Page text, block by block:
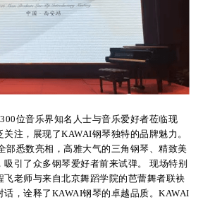
支
位音乐界知名人士与音乐爱好者莅临现
注，展现了KAWAI钢琴独特的品牌魅力。
部悉数亮相，高雅大气的三角钢琴、精致美
引了众多钢琴爱好者前来试弹。 现场特别
飞老师与来自北京舞蹈学院的芭蕾舞者联袂
话，诠释了KAWAI钢琴的卓越品质。KAWAI